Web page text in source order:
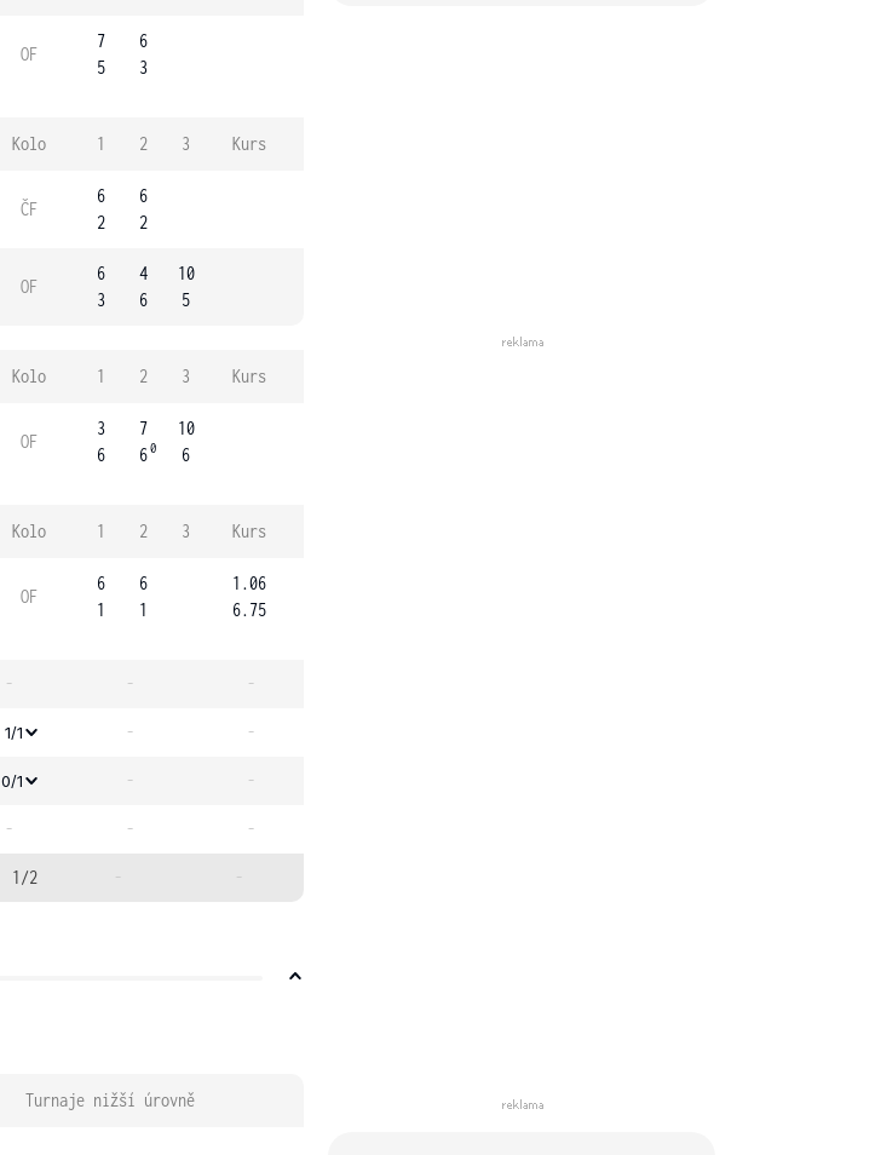
OF
7
5
6
3
Kolo 1 2 3 Kurs
ČF
6
2
6
2
OF
6
3
4
6
10
5
Kolo 1 2 3 Kurs
OF
3
6
7
60
10
6
Kolo 1 2 3 Kurs
OF
6
1
6
1
1.06
6.75
- - -
1/1 - -
0/1 - -
- - -
1/2 - -
Turnaje nižší úrovně